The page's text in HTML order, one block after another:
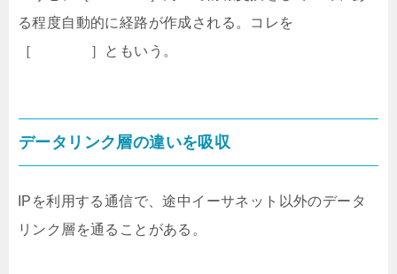
る程度自動的に経路が作成される。コレを
［ ］ともいう。
データリンク層の違いを吸収
IPを利用する通信で、途中イーサネット以外のデータ
リンク層を通ることがある。